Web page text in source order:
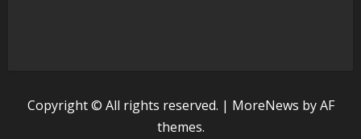
Copyright © All rights reserved. | MoreNews by AF
themes.